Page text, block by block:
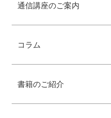
通信講座のご案内
コラム
書籍のご紹介